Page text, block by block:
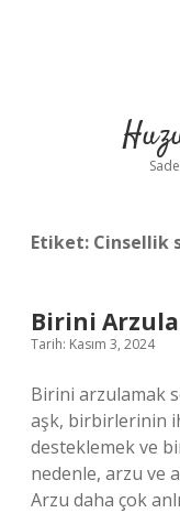
Etiket: Cinsellik
Birini
Tarih: Kasım 3, 2024
Birini arzulamak
aşk, birbirlerinin
desteklemek ve
nedenle, arzu ve
Arzu daha çok